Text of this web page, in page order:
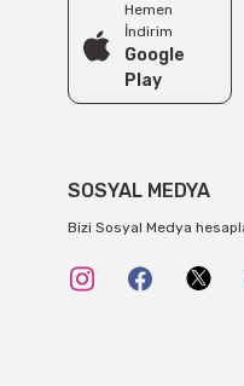
Hemen
İndirim
Google
Play
SOSYAL MEDYA
Bizi Sosyal Medya